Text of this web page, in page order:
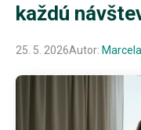
každú
25. 5. 2026Autor: Marcela